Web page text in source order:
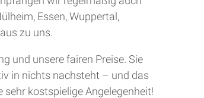
Essen, Wuppertal,
zu uns.
und unsere fairen Preise. Sie
in nichts nachsteht – und das
sehr kostspielige Angelegenheit!